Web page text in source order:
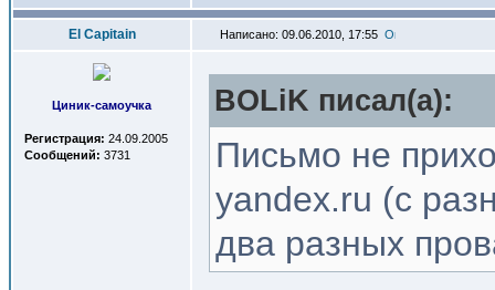
El Capitain Написано: 09.06.2010, 17:55
Циник-самоучка
Регистрация: 24.09.2005
Сообщений: 3731
BOLiK писал(a):
Письмо не
yandex.ru (с
два разных